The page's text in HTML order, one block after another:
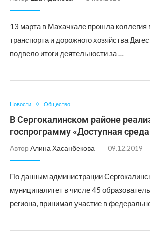
13 марта в Махачкале прошла коллегия
транспорта и дорожного хозяйства
подвело итоги деятельности за …
Новости Общество
В Сергокалинском районе
госпрограмму «Доступная
Автор Алина Хасанбекова 09.12.2019
По данным администрации
муниципалитет в числе 45
региона, принимал участие в